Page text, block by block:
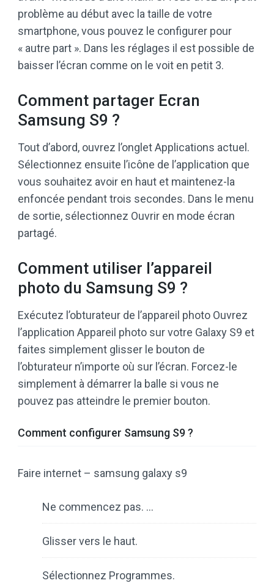
problème au début avec la taille de votre
smartphone, vous pouvez le configurer pour
« autre part ». Dans les réglages il est possible de
baisser l’écran comme on le voit en petit 3.
Comment partager Ecran
Samsung S9 ?
Tout d’abord, ouvrez l’onglet Applications actuel.
Sélectionnez ensuite l’icône de l’application que
vous souhaitez avoir en haut et maintenez-la
enfoncée pendant trois secondes. Dans le menu
de sortie, sélectionnez Ouvrir en mode écran
partagé.
Comment utiliser l’appareil
photo du Samsung S9 ?
Exécutez l’obturateur de l’appareil photo Ouvrez
l’application Appareil photo sur votre Galaxy S9 et
faites simplement glisser le bouton de
l’obturateur n’importe où sur l’écran. Forcez-le
simplement à démarrer la balle si vous ne
pouvez pas atteindre le premier bouton.
Comment configurer Samsung S9 ?
Faire internet – samsung galaxy s9
Ne commencez pas. …
Glisser vers le haut.
Sélectionnez Programmes.